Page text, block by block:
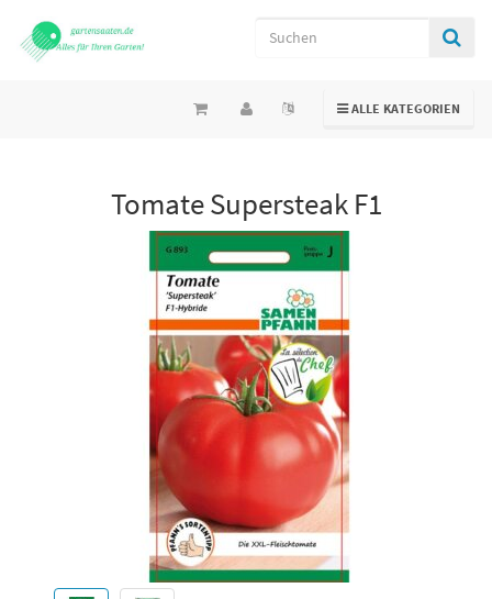
TOGGLE NAVIGATION
ALLE KATEGORIEN
Tomate Supersteak F1